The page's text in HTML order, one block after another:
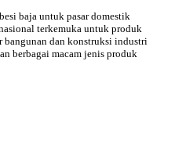
baja untuk pasar domestik
terkemuka untuk produk
bangunan dan konstruksi industri
berbagai macam jenis produk